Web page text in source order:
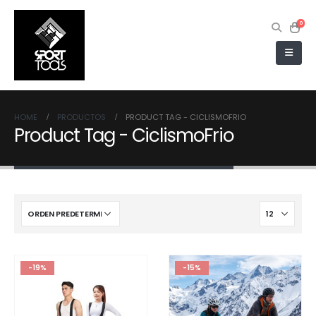
0
HOME PRODUCTOS PRODUCT TAG - CICLISMOFRIO
Product Tag - CiclismoFrio
-19% -15%